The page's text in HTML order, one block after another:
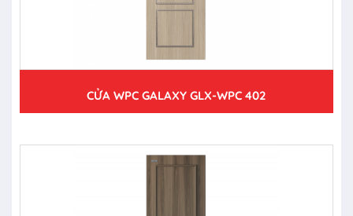
CỬA WPC GALAXY GLX-WPC 402